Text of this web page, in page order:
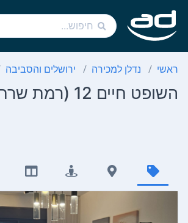
ראשי נדלן למכירה ירושלים והסביבה
השופט חיים 12 (רמת שרת)